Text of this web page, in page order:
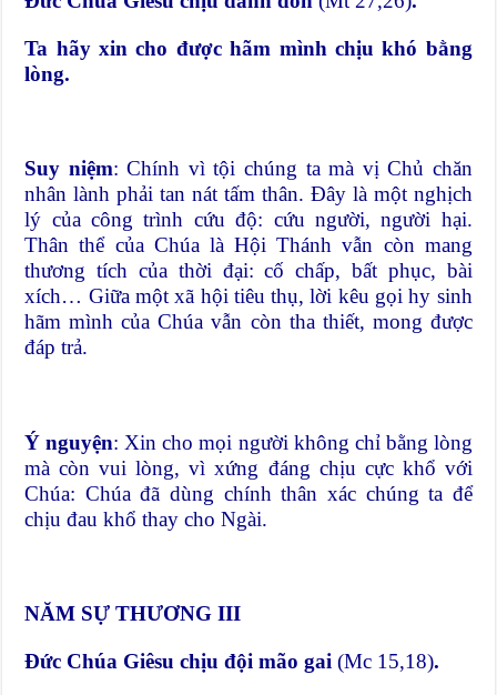
Ta hãy xin cho được hãm mình chịu khó bằng
lòng.
Suy niệm: Chính vì tội chúng ta mà vị Chủ chăn
nhân lành phải tan nát tấm thân. Đây là một nghịch
lý của công trình cứu độ: cứu người, người hại.
Thân thể của Chúa là Hội Thánh vẫn còn mang
thương tích của thời đại: cố chấp, bất phục, bài
xích… Giữa một xã hội tiêu thụ, lời kêu gọi hy sinh
hãm mình của Chúa vẫn còn tha thiết, mong được
đáp trả.
Ý nguyện: Xin cho mọi người không chỉ bằng lòng
mà còn vui lòng, vì xứng đáng chịu cực khổ với
Chúa: Chúa đã dùng chính thân xác chúng ta để
chịu đau khổ thay cho Ngài.
NĂM SỰ THƯƠNG III
Đức Chúa Giêsu chịu đội mão gai(Mc 15,18).